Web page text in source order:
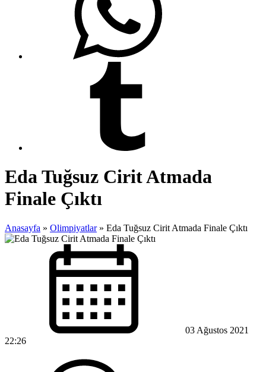
Eda Tuğsuz Cirit Atmada
Finale Çıktı
Anasayfa » Olimpiyatlar » Eda Tuğsuz Cirit Atmada Finale Çıktı
03 Ağustos 2021
22:26